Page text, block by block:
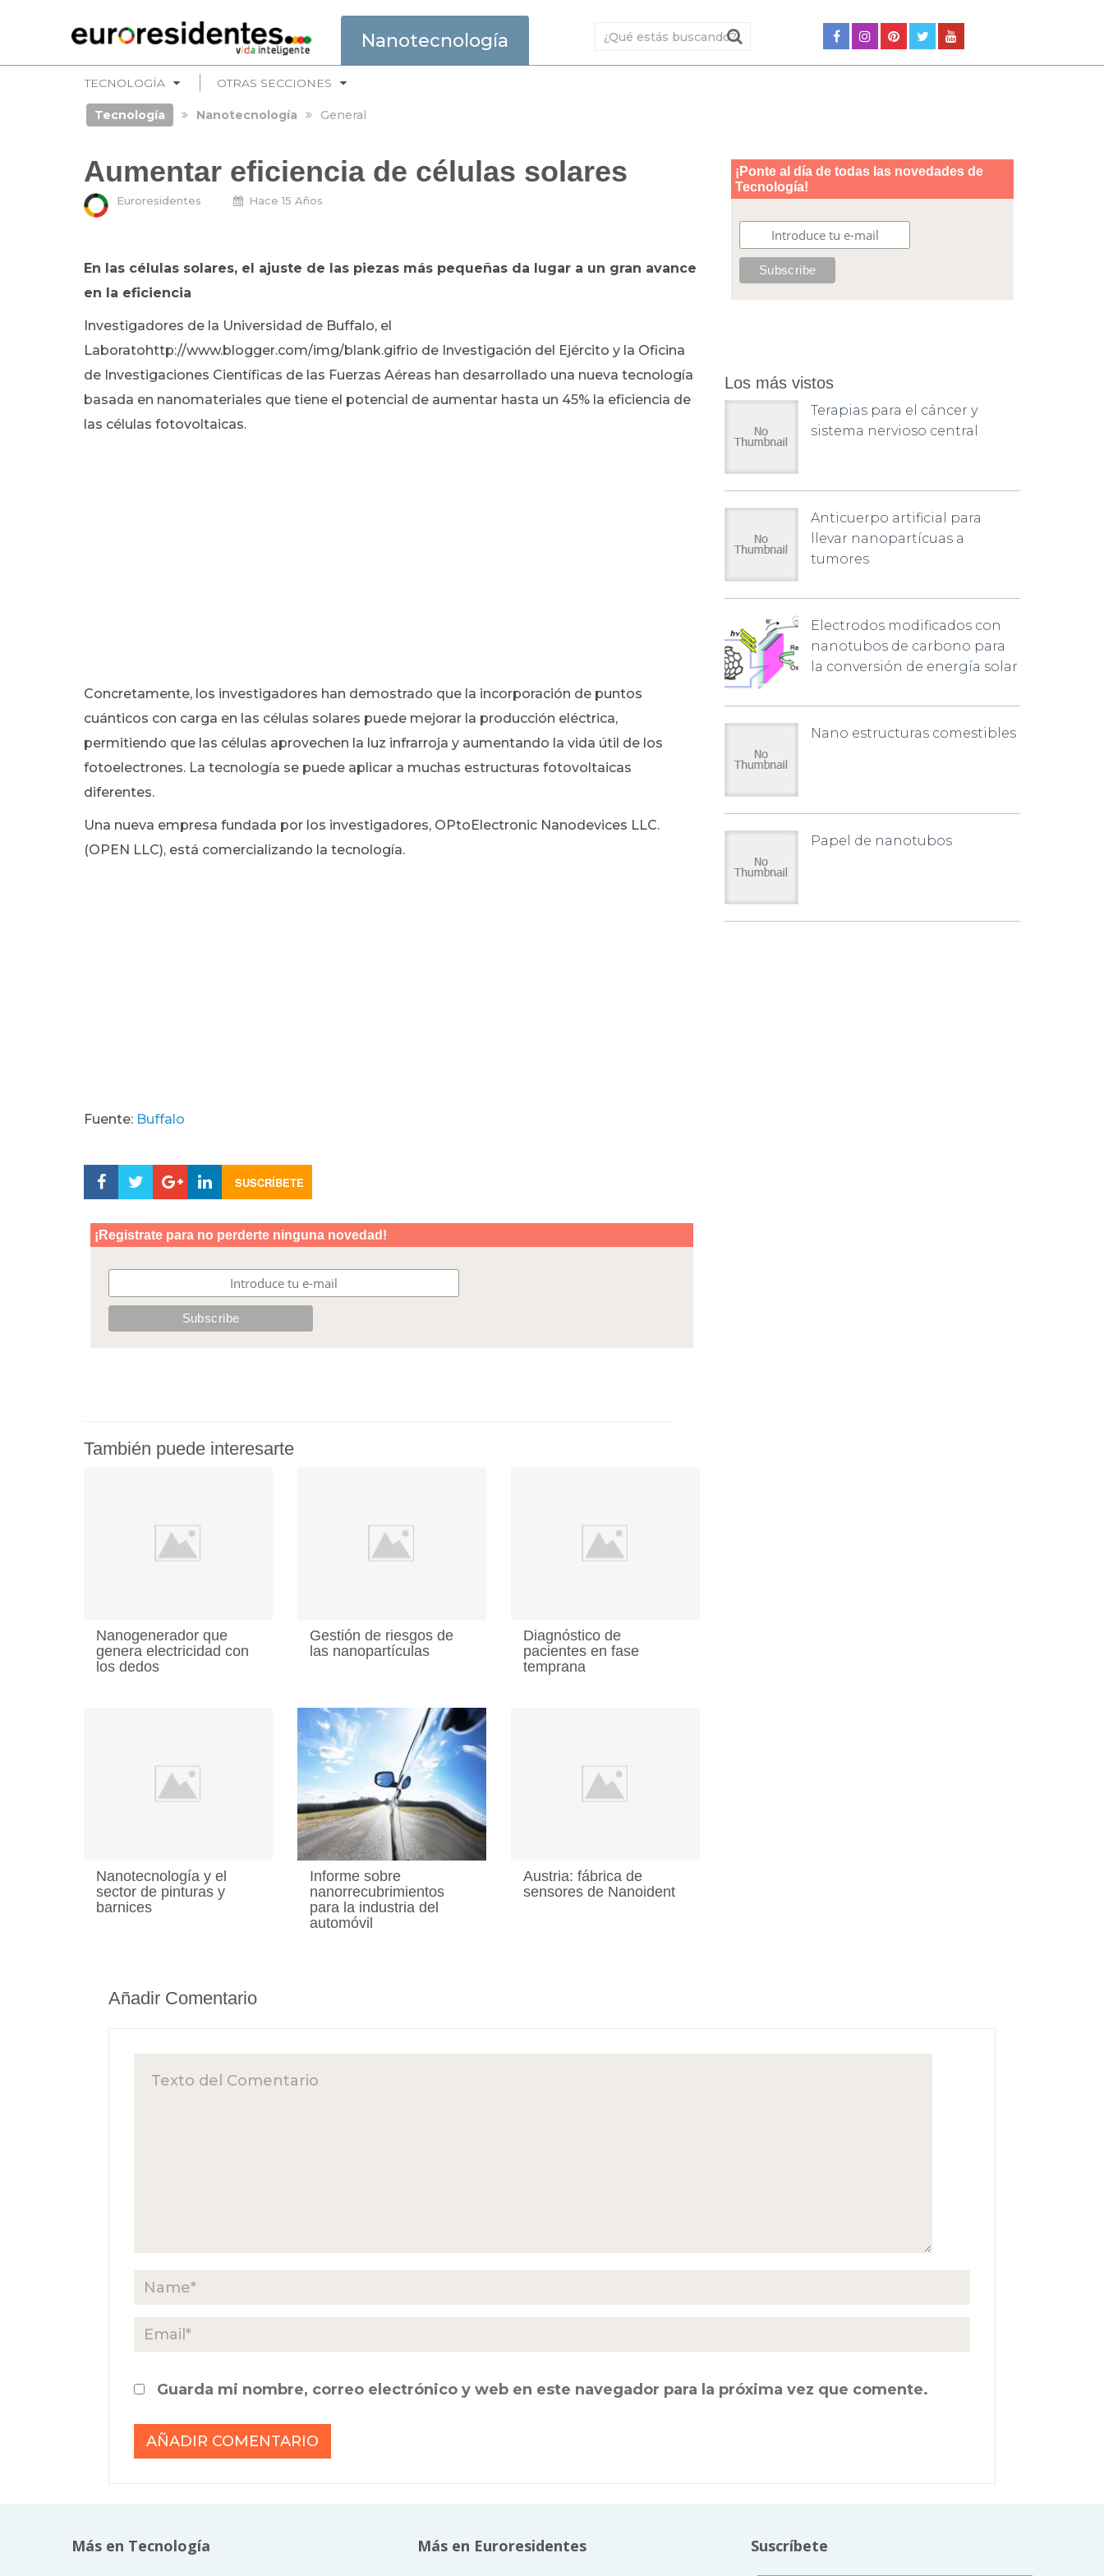
Nanotecnología
TECNOLOGÍA OTRAS SECCIONES
Tecnología Nanotecnología General
Aumentar eficiencia de células solares
Euroresidentes Hace 15 Años
En las células solares, el ajuste de las piezas más pequeñas da lugar a un gran avance
en la eficiencia
Investigadores de la Universidad de Buffalo, el
Laboratohttp://www.blogger.com/img/blank.gifrio de Investigación del Ejército y la Oficina
de Investigaciones Científicas de las Fuerzas Aéreas han desarrollado una nueva tecnología
basada en nanomateriales que tiene el potencial de aumentar hasta un 45% la eficiencia de
las células fotovoltaicas.
Concretamente, los investigadores han demostrado que la incorporación de puntos
cuánticos con carga en las células solares puede mejorar la producción eléctrica,
permitiendo que las células aprovechen la luz infrarroja y aumentando la vida útil de los
fotoelectrones. La tecnología se puede aplicar a muchas estructuras fotovoltaicas
diferentes.
Una nueva empresa fundada por los investigadores, OPtoElectronic Nanodevices LLC.
(OPEN LLC), está comercializando la tecnología.
Fuente: Buffalo
SUSCRÍBETE
También puede interesarte
Nanogenerador que
genera electricidad con
los dedos
Gestión de riesgos de
las nanopartículas
Diagnóstico de
pacientes en fase
temprana
Nanotecnología y el
sector de pinturas y
barnices
Informe sobre
nanorrecubrimientos
para la industria del
automóvil
Austria: fábrica de
sensores de Nanoident
Los más vistos
Terapias para el cáncer y
sistema nervioso central
Anticuerpo artificial para
llevar nanopartícuas a
tumores
Electrodos modificados con
nanotubos de carbono para
la conversión de energía solar
Nano estructuras comestibles
Papel de nanotubos
Añadir Comentario
Guarda mi nombre, correo electrónico y web en este navegador para la próxima vez que comente.
Más en Tecnología Más en Euroresidentes Suscríbete